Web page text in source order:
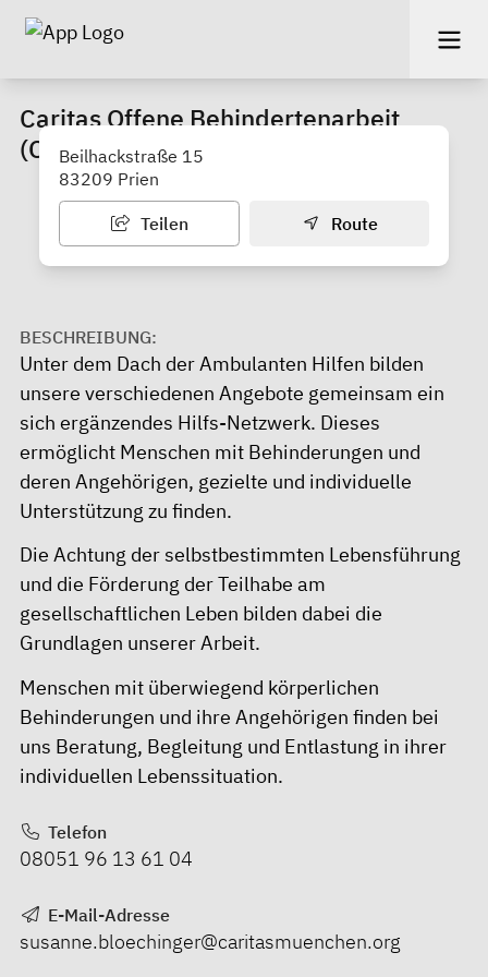
Caritas Offene Behindertenarbeit
(OBA)Beilhackstraße 15
83209 Prien
Teilen Route
BESCHREIBUNG:
Unter dem Dach der Ambulanten Hilfen bilden
unsere verschiedenen Angebote gemeinsam ein
sich ergänzendes Hilfs-Netzwerk. Dieses
ermöglicht Menschen mit Behinderungen und
deren Angehörigen, gezielte und individuelle
Unterstützung zu finden.
Die Achtung der selbstbestimmten Lebensführung
und die Förderung der Teilhabe am
gesellschaftlichen Leben bilden dabei die
Grundlagen unserer Arbeit.
Menschen mit überwiegend körperlichen
Behinderungen und ihre Angehörigen finden bei
uns Beratung, Begleitung und Entlastung in ihrer
individuellen Lebenssituation.
Telefon
08051 96 13 61 04
E-Mail-Adresse
susanne.bloechinger@caritasmuenchen.org